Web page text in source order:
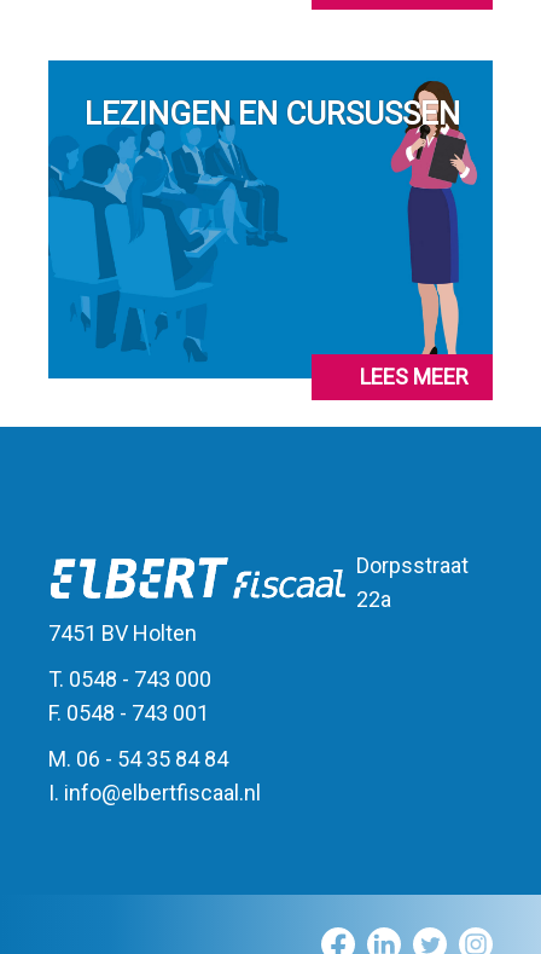
LEZINGEN EN CURSUSSEN
LEES MEER
Dorpsstraat
22a
7451 BV Holten
T. 0548 - 743 000
F. 0548 - 743 001
M. 06 - 54 35 84 84
I. info@elbertfiscaal.nl